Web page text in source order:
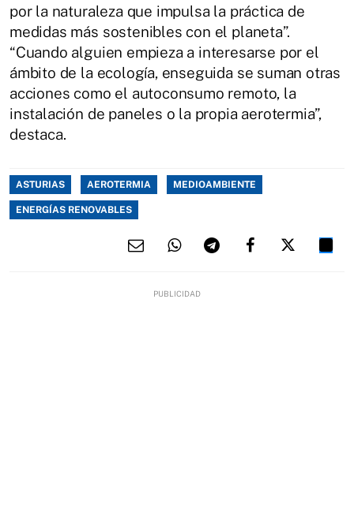
por la naturaleza que impulsa la práctica de
medidas más sostenibles con el planeta”.
“Cuando alguien empieza a interesarse por el
ámbito de la ecología, enseguida se suman otras
acciones como el autoconsumo remoto, la
instalación de paneles o la propia aerotermia”,
destaca.
ASTURIAS AEROTERMIA MEDIOAMBIENTE
ENERGÍAS RENOVABLES